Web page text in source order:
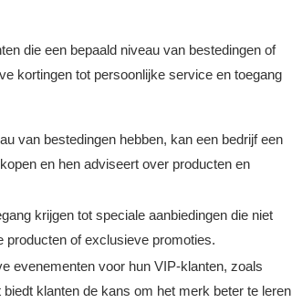
die een bepaald niveau van bestedingen of
kortingen tot persoonlijke service en toegang
van bestedingen hebben, kan een bedrijf een
en hen adviseert over producten en
krijgen tot speciale aanbiedingen die niet
producten of exclusieve promoties.
evenementen voor hun VIP-klanten, zoals
klanten de kans om het merk beter te leren